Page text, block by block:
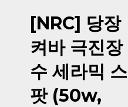
[NRC] 당장
켜바 극진장
수 세라믹 스
팟 (50w,